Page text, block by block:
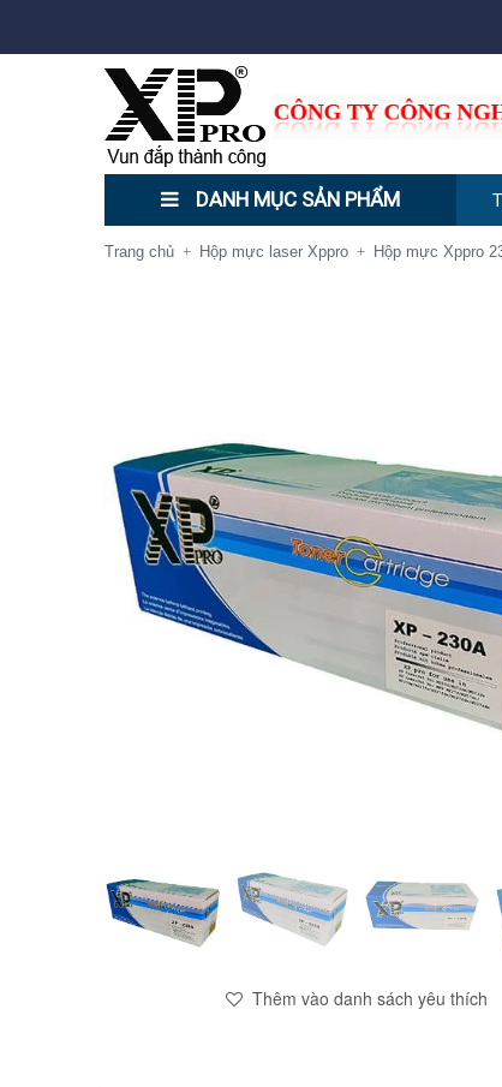
DANH MỤC SẢN PHẨM
Trang chủ + Hộp mực laser Xppro + Hộp mực Xppro
Thêm vào danh sách yêu thích